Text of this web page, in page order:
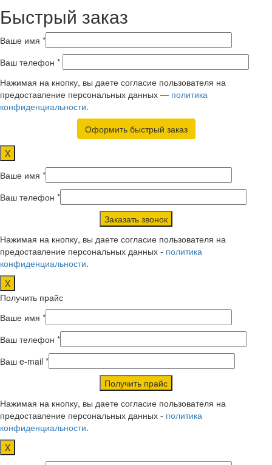
Быстрый заказ
Ваше имя *
Ваш телефон *
Нажимая на кнопку, вы даете согласие пользователя на
предоставление персональных данных — политика
конфиденциальности.
X
Ваше имя *
Ваш телефон *
Нажимая на кнопку, вы даете согласие пользователя на
предоставление персональных данных - политика
конфиденциальности.
X
Получить прайс
Ваше имя *
Ваш телефон *
Ваш e-mail *
Нажимая на кнопку, вы даете согласие пользователя на
предоставление персональных данных - политика
конфиденциальности.
X